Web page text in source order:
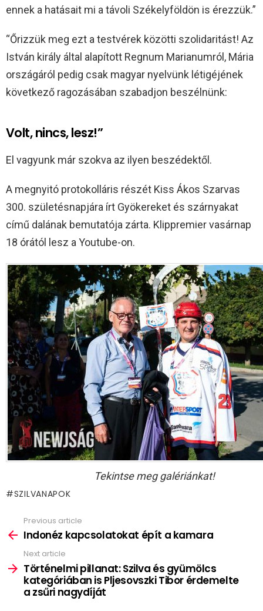
ennek a hatásait mi a távoli Székelyföldön is érezzük.”
“Őrizzük meg ezt a testvérek közötti szolidaritást! Az
István király által alapított Regnum Marianumról, Mária
országáról pedig csak magyar nyelvünk létigéjének
következő ragozásában szabadjon beszélnünk:
Volt, nincs, lesz!”
El vagyunk már szokva az ilyen beszédektől.
A megnyitó protokolláris részét Kiss Ákos Szarvas
300. születésnapjára írt Gyökereket és szárnyakat
című dalának bemutatója zárta. Klippremier vasárnap
18 órától lesz a Youtube-on.
Tekintse meg galériánkat!
SZILVANAPOK
more
Previous article
Indonéz kapcsolatokat épít a kamara
Next article
Történelmi pillanat: Szilva és gyümölcs
kategóriában is Pljesovszki Tibor érdemelte
a zsűri nagydíját